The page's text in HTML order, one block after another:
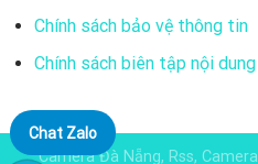
Chính sách bảo vệ thông tin
Chính sách biên tập nội dung
Camera Đà Nẵng, Rss,
Chat Zalo